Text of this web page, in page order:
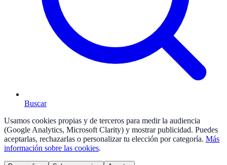
Buscar
Usamos cookies propias y de terceros para medir la audiencia
(Google Analytics, Microsoft Clarity) y mostrar publicidad. Puedes
aceptarlas, rechazarlas o personalizar tu elección por categoría. Más
información sobre las cookies.